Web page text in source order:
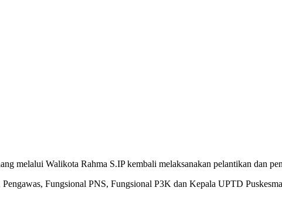
melalui Walikota Rahma S.IP kembali melaksanakan pelantikan dan
Fungsional PNS, Fungsional P3K dan Kepala UPTD